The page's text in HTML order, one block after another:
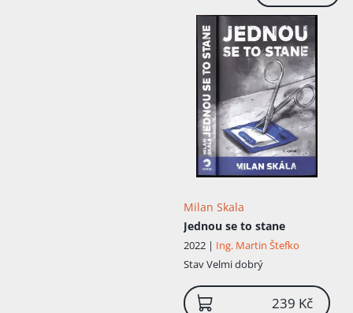
Milan Skala
Jednou se to stane
2022 | Ing. Martin Štefko
StavVelmi dobrý
239 Kč